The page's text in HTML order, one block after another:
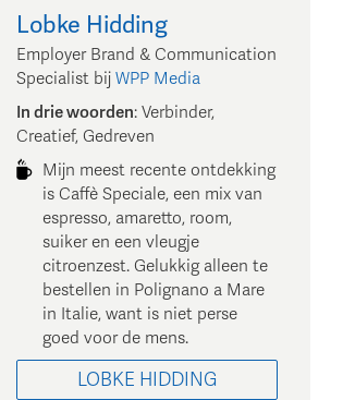
Lobke Hidding
Employer Brand & Communication
Specialist bij WPP Media
In drie woorden: Verbinder,
Creatief, Gedreven
Mijn meest recente ontdekking
is Caffè Speciale, een mix van
espresso, amaretto, room,
suiker en een vleugje
citroenzest. Gelukkig alleen te
bestellen in Polignano a Mare
in Italie, want is niet perse
goed voor de mens.
LOBKE HIDDING